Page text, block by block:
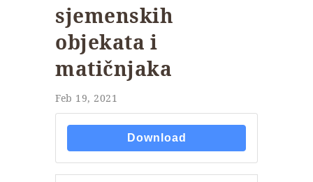
sjemenskih
objekata i
matičnjaka
Feb 19, 2021
Download